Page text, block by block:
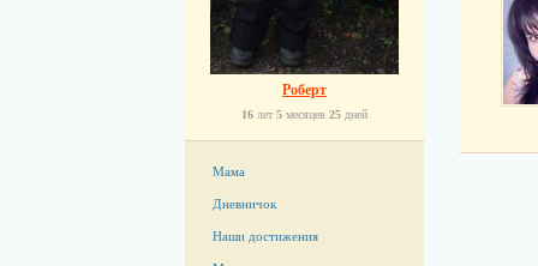
Роберт
16 лет 5 месяцев 25 дней
Мама
Дневничок
Наши достижения